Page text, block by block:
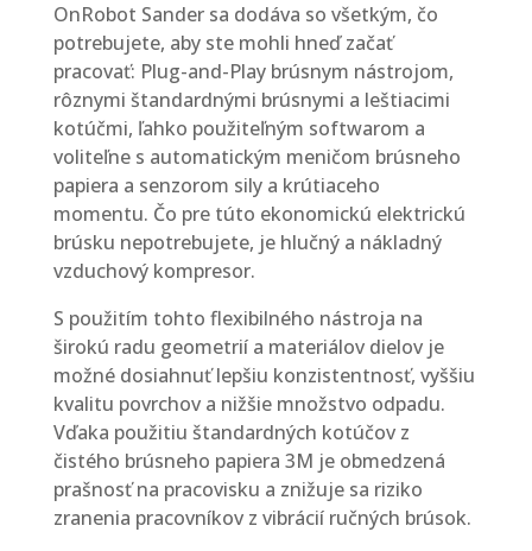
OnRobot Sander sa dodáva so všetkým, čo
potrebujete, aby ste mohli hneď začať
pracovať: Plug-and-Play brúsnym nástrojom,
rôznymi štandardnými brúsnymi a leštiacimi
kotúčmi, ľahko použiteľným softwarom a
voliteľne s automatickým meničom brúsneho
papiera a senzorom sily a krútiaceho
momentu. Čo pre túto ekonomickú elektrickú
brúsku nepotrebujete, je hlučný a nákladný
vzduchový kompresor.
S použitím tohto flexibilného nástroja na
širokú radu geometrií a materiálov dielov je
možné dosiahnuť lepšiu konzistentnosť, vyššiu
kvalitu povrchov a nižšie množstvo odpadu.
Vďaka použitiu štandardných kotúčov z
čistého brúsneho papiera 3M je obmedzená
prašnosť na pracovisku a znižuje sa riziko
zranenia pracovníkov z vibrácií ručných brúsok.